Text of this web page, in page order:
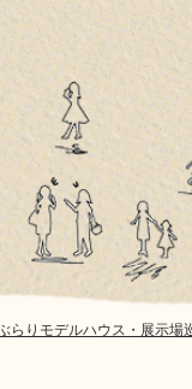
らりモデルハウス・展示場